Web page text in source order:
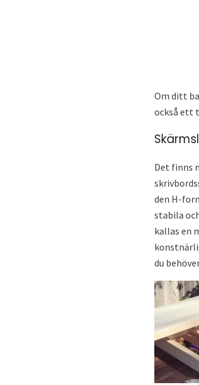
Om ditt
också ett
Det finns
den H-
stabila
kallas en
du